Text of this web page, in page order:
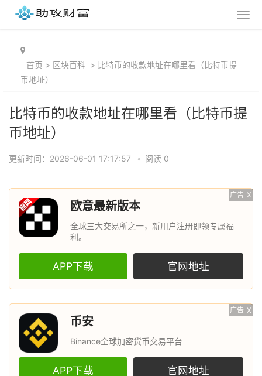
首页 > 区块百科 > 比特币的收款地址在哪里看（比特币提
币地址）
比特币的收款地址在哪里看（比特币提
币地址）
更新时间：2026-06-01 17:17:57 • 阅读 0
广告 X
欧意最新版本
全球三大交易所之一，新用户注册即领专属福
利。
APP下载 官网地址
广告 X
币安
Binance全球加密货币交易平台
APP下载 官网地址